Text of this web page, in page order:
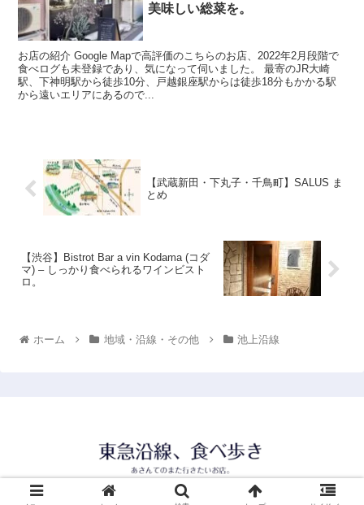
美味しい総菜を。
お店の紹介 Google Mapで高評価のこちらのお店、2022年2月段階で
食べログも未登録であり、気になって伺いました。 最寄のJR大崎
駅、下神明駅から徒歩10分、戸越銀座駅からは徒歩18分もかかる駅
から遠いエリアにあるので...
【武蔵新田・下丸子・千鳥町】SALUS ま
とめ
【渋谷】Bistrot Bar a vin Kodama (コダ
マ) – しっかり食べられるワインビスト
ロ。
ホーム 地域・沿線・その他 池上沿線
© 2021 東急沿線、食べ歩き.